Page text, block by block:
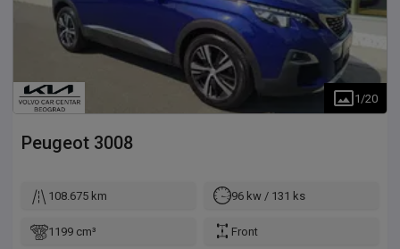
1 /20
Peugeot 3008
108.675 km 96 kw / 131 ks
1199 cm³ Front